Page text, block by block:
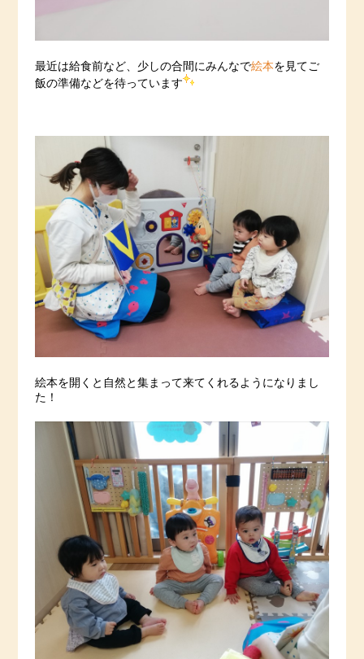
最近は給食前など、少しの合間にみんなで絵本を見てご
飯の準備などを待っています
絵本を開くと自然と集まって来てくれるようになりまし
た！